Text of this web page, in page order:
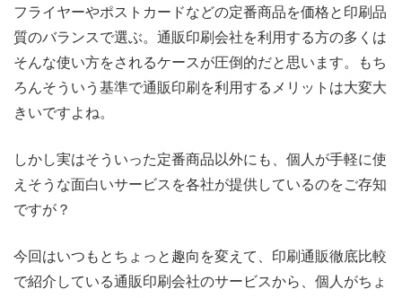
フライヤーやポストカードなどの定番商品を価格と印刷品
質のバランスで選ぶ。通販印刷会社を利用する方の多くは
そんな使い方をされるケースが圧倒的だと思います。もち
ろんそういう基準で通販印刷を利用するメリットは大変大
きいですよね。
しかし実はそういった定番商品以外にも、個人が手軽に使
えそうな面白いサービスを各社が提供しているのをご存知
ですが？
今回はいつもとちょっと趣向を変えて、印刷通販徹底比較
で紹介している通販印刷会社のサービスから、個人がちょ